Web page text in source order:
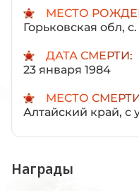
МЕСТО
Горьковская обл,
ДАТА СМЕРТИ:
23 января 1984
МЕСТО
Алтайский край, с
Награды